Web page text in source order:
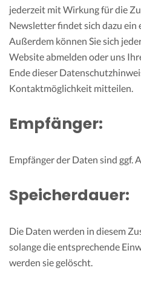
jederzeit mit Wirkung für die
Newsletter findet sich dazu ein
Außerdem können Sie sich
Website abmelden oder uns
Ende dieser
Kontaktmöglichkeit mitteilen.
Empfänger:
Empfänger der Daten sind ggf.
Speicherdauer:
Die Daten werden in diesem
solange die entsprechende
werden sie gelöscht.